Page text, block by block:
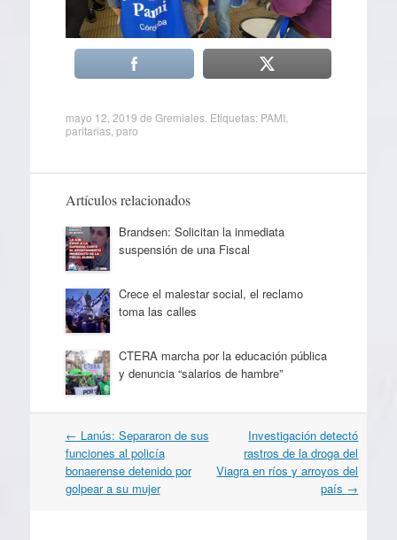
mayo 12, 2019 de Gremiales. Etiquetas: PAMI,
paritarias, paro
Artículos relacionados
Brandsen: Solicitan la inmediata
suspensión de una Fiscal
Crece el malestar social, el reclamo
toma las calles
CTERA marcha por la educación pública
y denuncia “salarios de hambre”
Navegación
por
artículos
← Lanús: Separaron de sus
funciones al policía
bonaerense detenido por
golpear a su mujer
Investigación detectó
rastros de la droga del
Viagra en ríos y arroyos del
país →